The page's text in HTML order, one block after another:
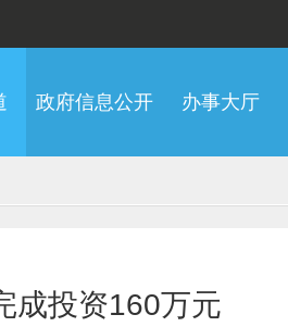
政府信息公开 办事大厅
成投资160万元